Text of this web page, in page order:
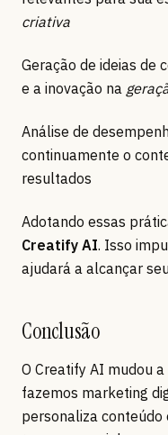
criativa
Geração de ideias de
e a inovação na
Análise de
continuamente o
resultados
Adotando essas
Creatify AI. Isso
ajudará a alcançar
Conclusão
O Creatify AI mudou
fazemos marketing
personaliza conteúdo